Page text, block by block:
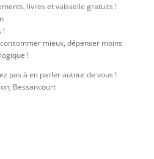
livres et vaisselle gratuits !
!
mieux, dépenser moins
!
pas à en parler autour de vous !
Bessancourt